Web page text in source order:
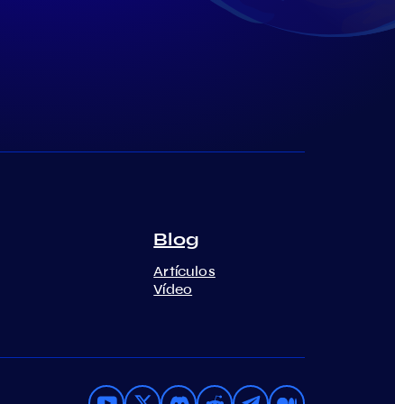
Blog
Artículos
Vídeo